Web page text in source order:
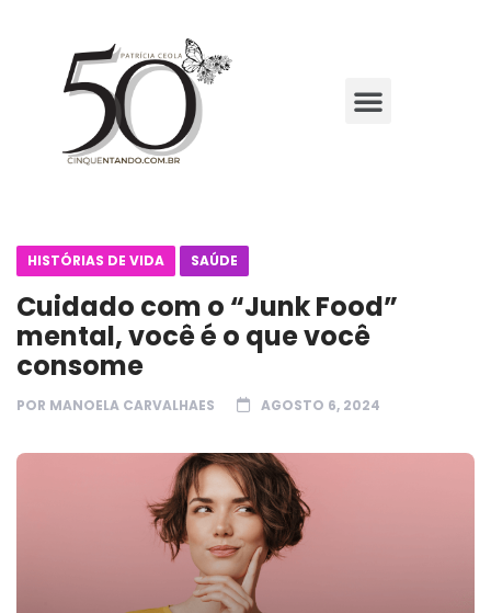
HISTÓRIAS DE VIDA SAÚDE
Cuidado com o “Junk Food”
mental, você é o que você
consome
POR MANOELA CARVALHAES AGOSTO 6, 2024